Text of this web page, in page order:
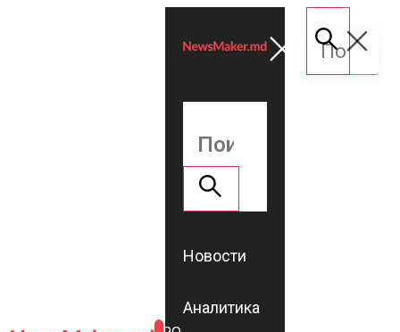
Новости
Аналитика